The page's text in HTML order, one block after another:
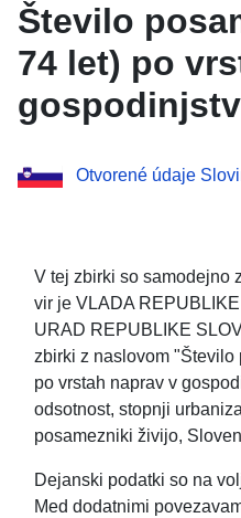
Število
74 let) po
za njihovo
stopnji
Slovenija,
Otvorené údaje
V tej zbirki so samodejno
vir je VLADA
URAD REPUBLIKE
zbirki z naslovom
po vrstah naprav v
odsotnost, stopnji
posamezniki živijo,
Dejanski podatki so na
Med dodatnimi